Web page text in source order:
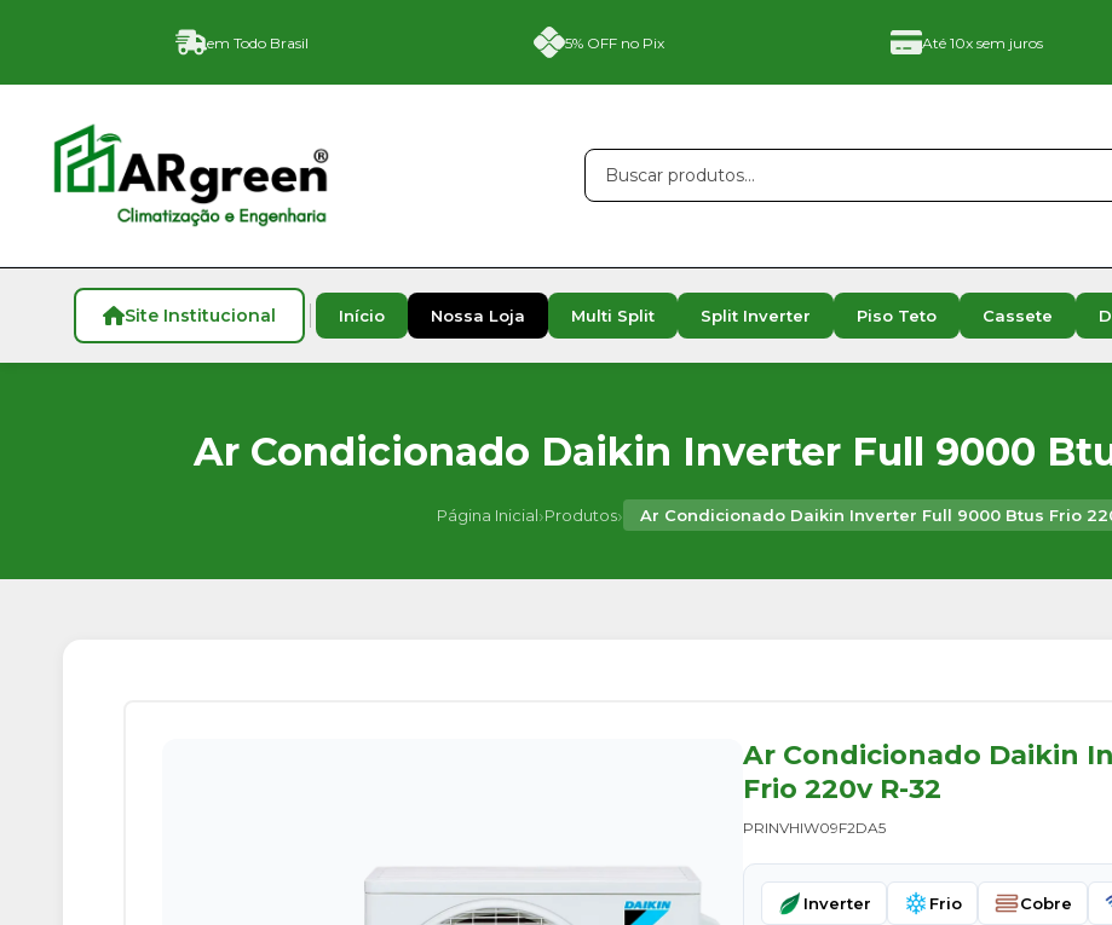
em Todo Brasil 5% OFF no Pix Até 10x sem juros
Site Institucional Início Nossa Loja Multi Split Split Inverter Piso Teto Cassete
Ar Condicionado Daikin Inverter Full 9000
Página Inicial›Produtos› Ar Condicionado Daikin Inverter Full 9000 Btus Frio
Ar Condicionado Daikin
Frio 220v R-32
PRINVHIW09F2DA5
Inverter Frio Cobre